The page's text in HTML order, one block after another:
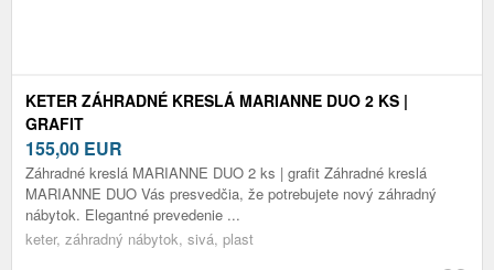
KETER ZÁHRADNÉ KRESLÁ MARIANNE DUO 2 KS |
GRAFIT
155,00 EUR
Záhradné kreslá MARIANNE DUO 2 ks | grafit Záhradné kreslá
MARIANNE DUO Vás presvedčia, že potrebujete nový záhradný
nábytok. Elegantné prevedenie ...
keter, záhradný nábytok, sivá, plast